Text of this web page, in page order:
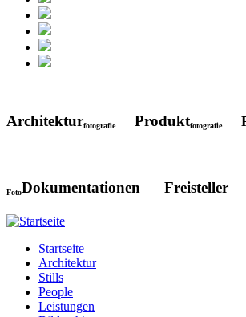
Architekturfotografie Produktfotografie
FotoDokumentationen
Startseite
Architektur
Stills
People
Leistungen